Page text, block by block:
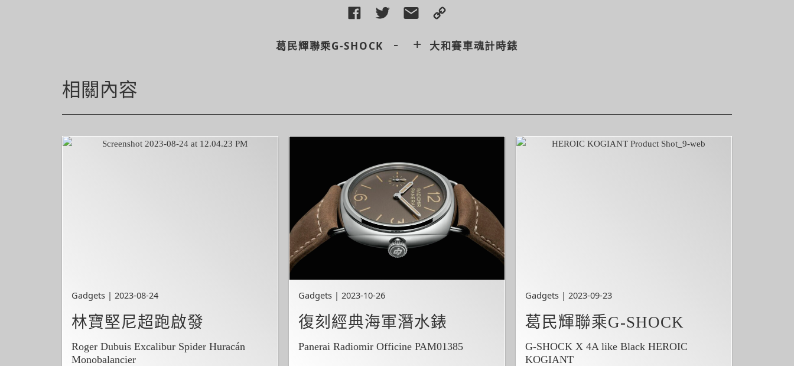
葛民輝聯乘G-SHOCK - + 大和賽車魂計時錶
相關內容
Gadgets | 2023-08-24
林寶堅尼超跑啟發
Roger Dubuis Excalibur Spider Huracán
Monobalancier
Gadgets | 2023-10-26
復刻經典海軍潛水錶
Panerai Radiomir Officine PAM01385
Gadgets | 2023-09-23
葛民輝聯乘G-SHOCK
G-SHOCK X 4A like Black HEROIC
KOGIANT